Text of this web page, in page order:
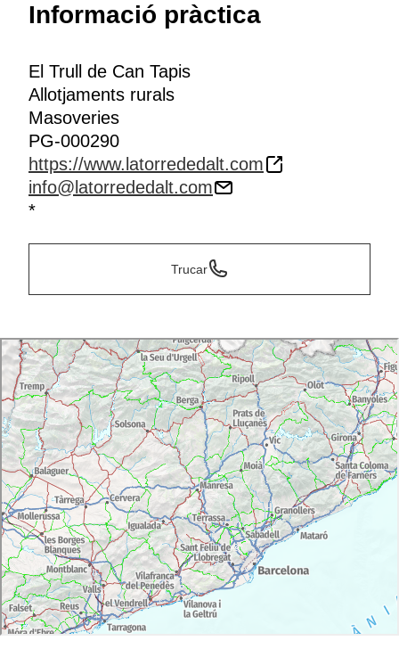
Informació pràctica
El Trull de Can Tapis
Allotjaments rurals
Masoveries
PG-000290
https://www.latorrededalt.com
info@latorrededalt.com
*
Trucar